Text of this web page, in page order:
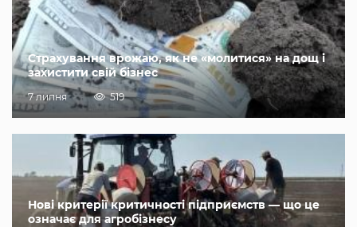
Страхування врожаю, як не «молитися» на дощ і
захистити свій бізнес
7 липня 519
Нові критерії критичності підприємств — що це
означає для агробізнесу